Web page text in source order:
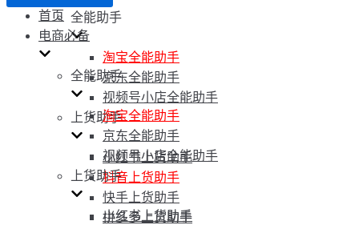
全能助手
淘宝全能助手
京东全能助手
视频号小店全能助手
上货助手
小红书上货助手
抖音上货助手
快手上货助手
拼多多上货助手
首页
电商必备
全能助手
淘宝全能助手
京东全能助手
视频号小店全能助手
上货助手
小红书上货助手